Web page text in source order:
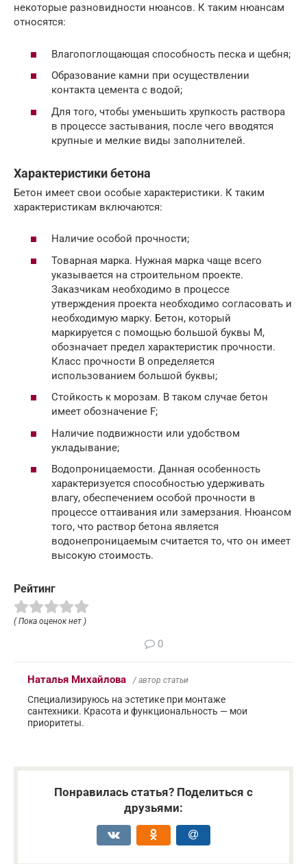
некоторые разновидности нюансов. К таким нюансам
относятся:
Влагопоглощающая способность песка и щебня;
Образование камни при осуществлении
контакта цемента с водой;
Для того, чтобы уменьшить хрупкость раствора
в процессе застывания, после чего вводятся
крупные и мелкие виды заполнителей.
Характеристики бетона
Бетон имеет свои особые характеристики. К таким
характеристикам включаются:
Наличие особой прочности;
Товарная марка. Нужная марка чаще всего
указывается на строительном проекте.
Заказчикам необходимо в процессе
утверждения проекта необходимо согласовать и
необходимую марку. Бетон, который
маркируется с помощью большой буквы М,
обозначает предел характеристик прочности.
Класс прочности В определяется
использованием большой буквы;
Стойкость к морозам. В таком случае бетон
имеет обозначение F;
Наличие подвижности или удобством
укладывание;
Водопроницаемости. Данная особенность
характеризуется способностью удерживать
влагу, обеспечением особой прочности в
процессе оттаивания или замерзания. Нюансом
того, что раствор бетона является
водонепроницаемым считается то, что он имеет
высокую стоимость.
Рейтинг
( Пока оценок нет )
0
Наталья Михайлова / автор статьи
Специализируюсь на эстетике при монтаже
сантехники. Красота и функциональность — мои
приоритеты.
Понравилась статья? Поделиться с
друзьями: